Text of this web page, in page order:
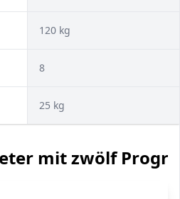
120 kg
8
25 kg
mit zwölf